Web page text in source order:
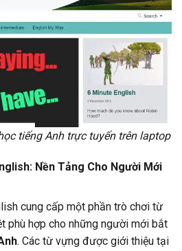
tiếng Anh trực tuyến trên laptop
Nền Tảng Cho Người Mới
cung cấp một phần trò chơi từ
phù hợp cho những người mới bắt
. Các từ vựng được giới thiệu tại